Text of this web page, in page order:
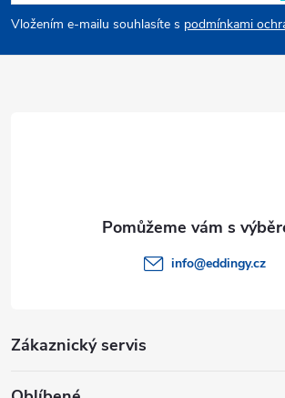
p
a
Vložením e-mailu souhlasíte s podmínkami
Zákaznický servis
info@eddingy.cz